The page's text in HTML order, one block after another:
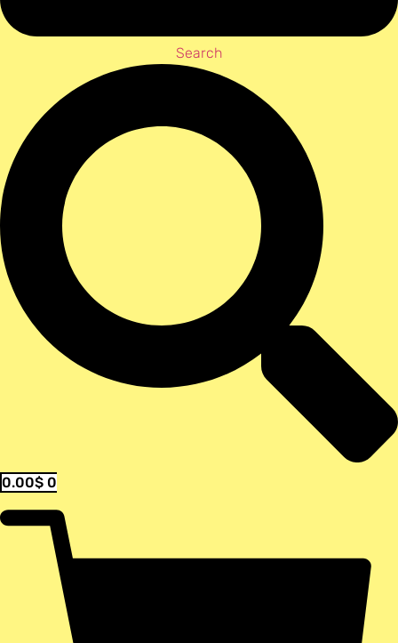
Search
0.00$ 0